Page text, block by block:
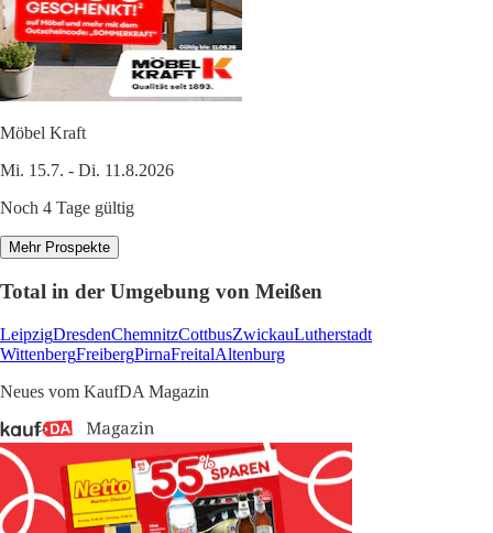
Möbel Kraft
Mi. 15.7. - Di. 11.8.2026
Noch 4 Tage gültig
Mehr Prospekte
Total in der Umgebung von Meißen
LeipzigDresdenChemnitzCottbusZwickauLutherstadt
WittenbergFreibergPirnaFreitalAltenburg
Neues vom KaufDA Magazin